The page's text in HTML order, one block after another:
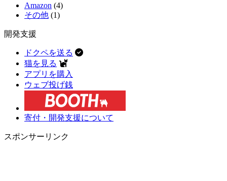
Amazon (4)
その他 (1)
開発支援
ドクペを送る
猫を見る
アプリを購入
ウェブ投げ銭
寄付・開発支援について
スポンサーリンク